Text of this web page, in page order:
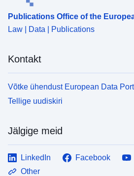
Publications Office of the
Law | Data | Publications
Kontakt
Võtke ühendust European Data
Tellige uudiskiri
Jälgige meid
LinkedIn Facebook
Other